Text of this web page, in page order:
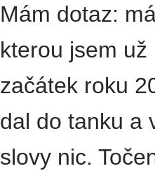
Mám dotaz:
kterou jsem
začátek roku
dal do tanku a
slovy nic.